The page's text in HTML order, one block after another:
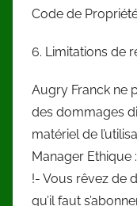
Code de
6. Limitations de
Augry Franck ne
des dommages
matériel de
Manager Ethique
!- Vous rêvez de
qu’il faut